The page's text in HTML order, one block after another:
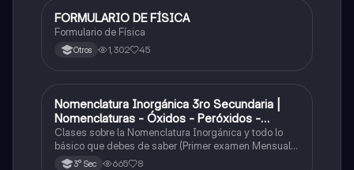
Física
FORMULARIO DE FÍSICA
Formulario de Física
Otros 1,302 45
Química
Nomenclatura Inorgánica 3ro Secundaria |
Nomenclaturas - Óxidos - Peróxidos -
Hidróxido o Bases
Clases sobre la Nomenclatura Inorgánica y todo lo
básico que debes de saber (Primer examen Mensual
2025)3° Sec 665 8